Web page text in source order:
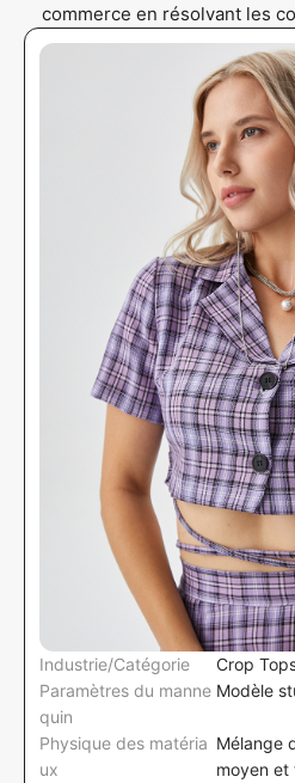
commerce en résolvant les
photo traditionnelles grâce à
virtuel par IA, au modèle de
photographie
Industrie/Catégorie
Crop
Paramètres du manne
quin
Modèle
Physique des matéria
ux
Mélange
moyen